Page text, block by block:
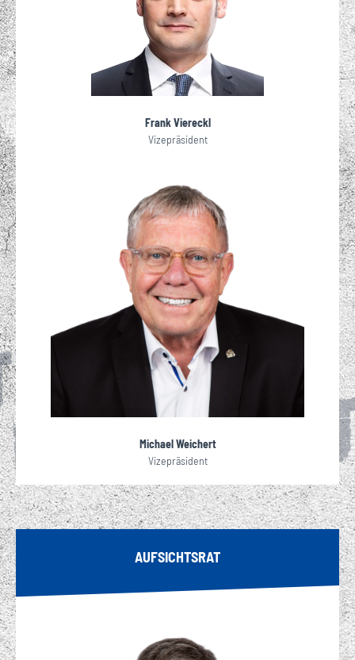
Frank Viereckl
Vizepräsident
Michael Weichert
Vizepräsident
AUFSICHTSRAT